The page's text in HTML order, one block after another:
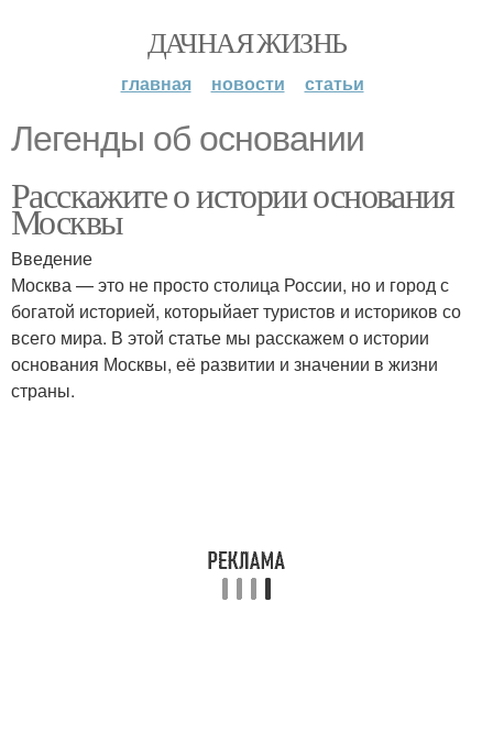
ДАЧНАЯ ЖИЗНЬ
главная новости статьи
Легенды об основании
Расскажите о истории основания
Москвы
Введение
Москва — это не просто столица России, но и город с
богатой историей, которыйает туристов и историков со
всего мира. В этой статье мы расскажем о истории
основания Москвы, её развитии и значении в жизни
страны.